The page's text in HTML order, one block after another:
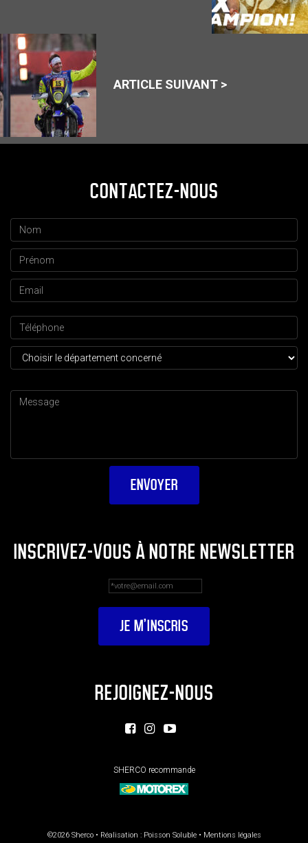
ARTICLE SUIVANT >
CONTACTEZ-NOUS
INSCRIVEZ-VOUS À NOTRE NEWSLETTER
REJOIGNEZ-NOUS
SHERCO recommande
©2026 Sherco • Réalisation : Poisson Soluble• Mentions légales